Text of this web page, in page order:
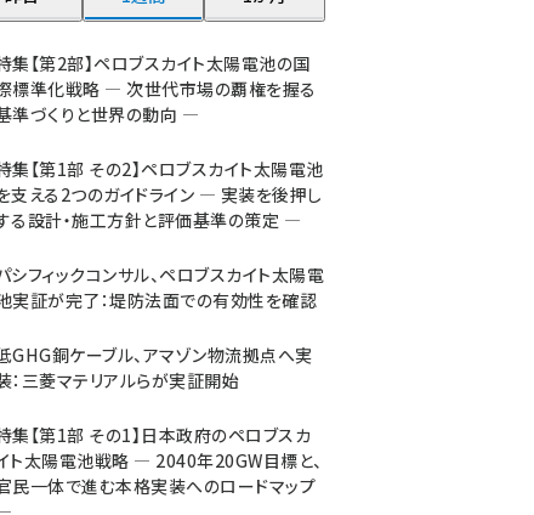
タンデム (145)
集【第2部】ペロブスカイト太陽電池の国
標準化戦略 ― 次世代市場の覇権を握る
準づくりと世界の動向 ―
集【第1部 その2】ペロブスカイト太陽電池
支える2つのガイドライン ― 実装を後押し
る設計・施工方針と評価基準の策定 ―
シフィックコンサル、ペロブスカイト太陽電
実証が完了：堤防法面での有効性を確認
GHG銅ケーブル、アマゾン物流拠点へ実
：三菱マテリアルらが実証開始
集【第1部 その1】日本政府のペロブスカ
ト太陽電池戦略 ― 2040年20GW目標と、
民一体で進む本格実装へのロードマップ